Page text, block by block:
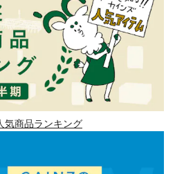
気商品ランキング